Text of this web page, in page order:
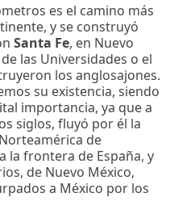
es el camino más
y se construyó
Santa Fe, en Nuevo
las Universidades o el
los anglosajones.
su existencia, siendo
importancia, ya que a
siglos, fluyó por él la
de
la frontera de España, y
de Nuevo México,
a México por los